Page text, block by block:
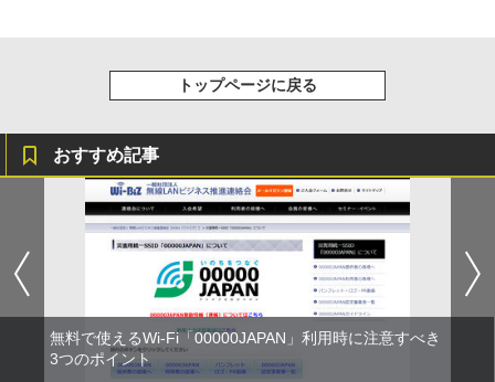
トップページに戻る
おすすめ記事
無料で使えるWi-Fi「00000JAPAN」利用時に注意すべき
3つのポイント